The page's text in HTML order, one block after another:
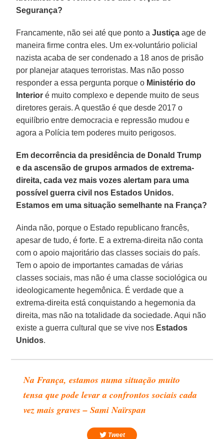
Segurança?
Francamente, não sei até que ponto aJustiça age de
maneira firme contra eles. Um ex-voluntário policial
nazista acaba de ser condenado a 18 anos de prisão
por planejar ataques terroristas. Mas não posso
responder a essa pergunta porque o Ministério do
Interior é muito complexo e depende muito de seus
diretores gerais. A questão é que desde 2017 o
equilíbrio entre democracia e repressão mudou e
agora a Polícia tem poderes muito perigosos.
Em decorrência da presidência de Donald Trump
e da ascensão de grupos armados de extrema-
direita, cada vez mais vozes alertam para uma
possível guerra civil nos Estados Unidos.
Estamos em uma situação semelhante na França?
Ainda não, porque o Estado republicano francês,
apesar de tudo, é forte. E a extrema-direita não conta
com o apoio majoritário das classes sociais do país.
Tem o apoio de importantes camadas de várias
classes sociais, mas não é uma classe sociológica ou
ideologicamente hegemônica. É verdade que a
extrema-direita está conquistando a hegemonia da
direita, mas não na totalidade da sociedade. Aqui não
existe a guerra cultural que se vive nos Estados
Unidos.
Na França, estamos numa situação muito
tensa que pode levar a confrontos sociais cada
vez mais graves – Sami Naïrspan
Tweet